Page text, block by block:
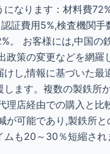
になります：材料費
証費用5%,検査機関手
。 お客様には,中国の
政策の変更などを網羅
し,情報に基づいた最
します。複数の製鉄所
理店経由での購入と比
が可能であり,製鉄所
も20～30％短縮され